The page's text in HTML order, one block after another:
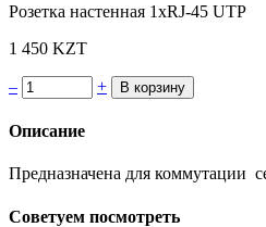
Розетка настенная 1хRJ-45 UTP
1 450 KZT
– +
Описание
Предназначена для коммутации
Советуем посмотреть